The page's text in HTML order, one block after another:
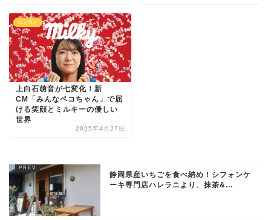
エンタメ
上白石萌音が七変化！新
CM「みんなペコちゃん」で届
ける笑顔とミルキーの優しい
世界
2025年4月27日
静岡県産いちごを食べ納め！シフォンケ
ーキ専門店ハレラニより、抹茶&...